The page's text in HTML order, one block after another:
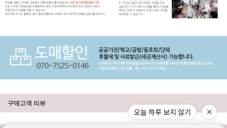
구매고객 리뷰
오늘 하루 보지 않기